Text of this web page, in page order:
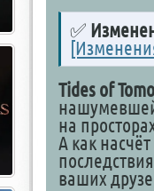
✅
Tides of
на
А как
ваших